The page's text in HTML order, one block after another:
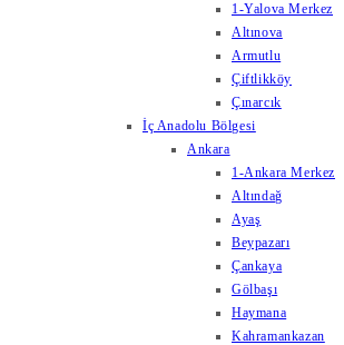
1-Yalova Merkez
Altınova
Armutlu
Çiftlikköy
Çınarcık
İç Anadolu Bölgesi
Ankara
1-Ankara Merkez
Altındağ
Ayaş
Beypazarı
Çankaya
Gölbaşı
Haymana
Kahramankazan